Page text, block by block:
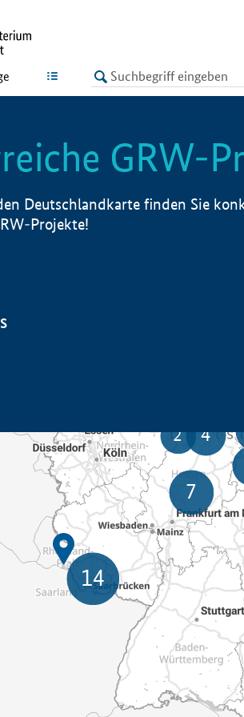
LISTE
GRW-
Deutschlandkarte finden Sie
Projekte!